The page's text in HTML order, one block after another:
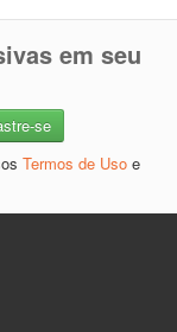
em seu
Termos de Uso e